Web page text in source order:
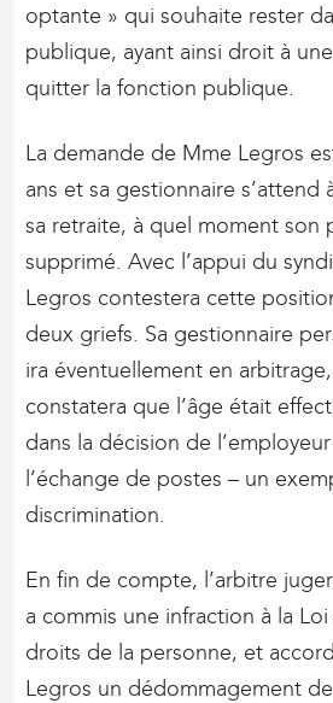
optante » qui souhaite rester
publique, ayant ainsi droit à
quitter la fonction publique.
La demande de Mme Legros
ans et sa gestionnaire s’attend
sa retraite, à quel moment son
supprimé. Avec l’appui du
Legros contestera cette
deux griefs. Sa gestionnaire
ira éventuellement en
constatera que l’âge était
dans la décision de
l’échange de postes – un
discrimination.
En fin de compte, l’arbitre
a commis une infraction à la
droits de la personne, et
Legros un dédommagement